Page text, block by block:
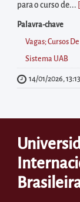
realizar
buscas
internas
Acessar
diretamente
as
no
rodapé
para o curso de...
Palavra-chave
Vagas; Cursos
Sistema UAB
14/01/2026, 13:13